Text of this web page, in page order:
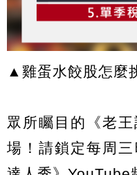
▲雞蛋水餃股怎麼
眾所矚目的《老
場！請鎖定每周